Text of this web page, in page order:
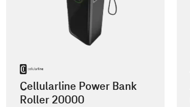
Cellularline Power Bank
Roller 20000